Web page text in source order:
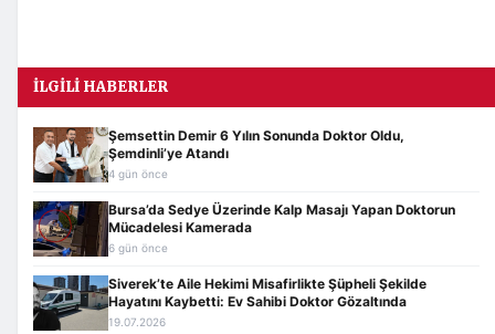
İLGILI HABERLER
Şemsettin Demir 6 Yılın Sonunda Doktor Oldu,
Şemdinli’ye Atandı
4 gün önce
Bursa’da Sedye Üzerinde Kalp Masajı Yapan Doktorun
Mücadelesi Kamerada
6 gün önce
Siverek’te Aile Hekimi Misafirlikte Şüpheli Şekilde
Hayatını Kaybetti: Ev Sahibi Doktor Gözaltında
19.07.2026